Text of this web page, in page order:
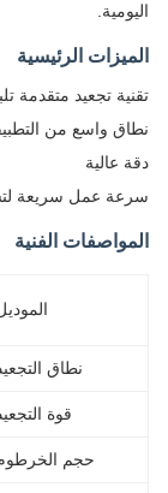
اليومية.
الميزات الرئيسية
تقنية تجعيد متقدمة
نطاق واسع من
دقة عالية
سرعة عمل سريعة
المواصفات الفنية
نطاق
قوة
حجم